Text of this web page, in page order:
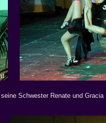
Schwester Renate und Gracia